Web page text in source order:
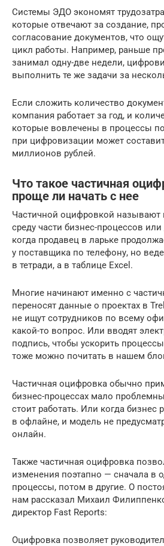
Системы ЭДО экономят
которые отвечают за создание,
согласование документов, что
цикл работы. Например, раньше
занимал одну-две недели,
выполнить те же задачи за
Если сложить количество
компания работает за год, и
которые вовлечены в процессы
при цифровизации может
миллионов рублей.
Что такое частичная
проще ли начать с нее
Частичной оцифровкой
среду части бизнес-процессов
когда продавец в ларьке
у поставщика по телефону, но
в тетради, а в таблице Excel.
Многие начинают именно с
переносят данные о проектах в
не ищут сотрудников по всему
какой-то вопрос. Или вводят
подпись, чтобы ускорить
тоже можно почитать в нашем
Частичная оцифровка обычно
бизнес-процессах мало
стоит работать. Или когда бизнес
в офлайне, и модель не
онлайн.
Также частичная оцифровка
изменения поэтапно — сначала в
процессы, потом в другие. О
нам рассказал Михаил
директор Fast Reports:
Оцифровка позволяет